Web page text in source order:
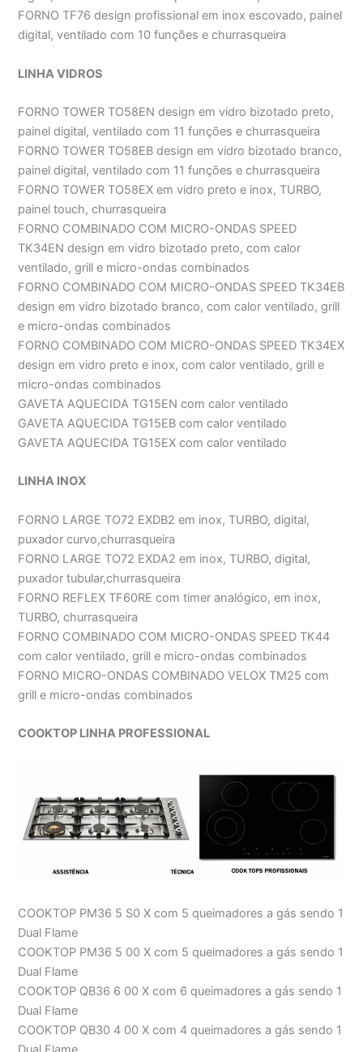
FORNO TF76 design profissional em inox escovado, painel
digital, ventilado com 10 funções e churrasqueira
LINHA VIDROS
FORNO TOWER TO58EN design em vidro bizotado preto,
painel digital, ventilado com 11 funções e churrasqueira
FORNO TOWER TO58EB design em vidro bizotado branco,
painel digital, ventilado com 11 funções e churrasqueira
FORNO TOWER TO58EX em vidro preto e inox, TURBO,
painel touch, churrasqueira
FORNO COMBINADO COM MICRO-ONDAS SPEED
TK34EN design em vidro bizotado preto, com calor
ventilado, grill e micro-ondas combinados
FORNO COMBINADO COM MICRO-ONDAS SPEED TK34EB
design em vidro bizotado branco, com calor ventilado, grill
e micro-ondas combinados
FORNO COMBINADO COM MICRO-ONDAS SPEED TK34EX
design em vidro preto e inox, com calor ventilado, grill e
micro-ondas combinados
GAVETA AQUECIDA TG15EN com calor ventilado
GAVETA AQUECIDA TG15EB com calor ventilado
GAVETA AQUECIDA TG15EX com calor ventilado
LINHA INOX
FORNO LARGE TO72 EXDB2 em inox, TURBO, digital,
puxador curvo,churrasqueira
FORNO LARGE TO72 EXDA2 em inox, TURBO, digital,
puxador tubular,churrasqueira
FORNO REFLEX TF60RE com timer analógico, em inox,
TURBO, churrasqueira
FORNO COMBINADO COM MICRO-ONDAS SPEED TK44
com calor ventilado, grill e micro-ondas combinados
FORNO MICRO-ONDAS COMBINADO VELOX TM25 com
grill e micro-ondas combinados
COOKTOP LINHA PROFESSIONAL
COOKTOP PM36 5 S0 X com 5 queimadores a gás sendo 1
Dual Flame
COOKTOP PM36 5 00 X com 5 queimadores a gás sendo 1
Dual Flame
COOKTOP QB36 6 00 X com 6 queimadores a gás sendo 1
Dual Flame
COOKTOP QB30 4 00 X com 4 queimadores a gás sendo 1